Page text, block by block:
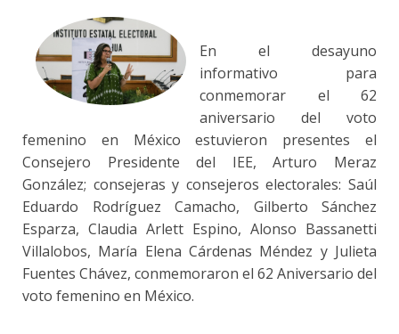
En el desayuno
informativo para
conmemorar el 62
aniversario del voto
femenino en México estuvieron presentes el
Consejero Presidente del IEE, Arturo Meraz
González; consejeras y consejeros electorales: Saúl
Eduardo Rodríguez Camacho, Gilberto Sánchez
Esparza, Claudia Arlett Espino, Alonso Bassanetti
Villalobos, María Elena Cárdenas Méndez y Julieta
Fuentes Chávez, conmemoraron el 62 Aniversario del
voto femenino en México.